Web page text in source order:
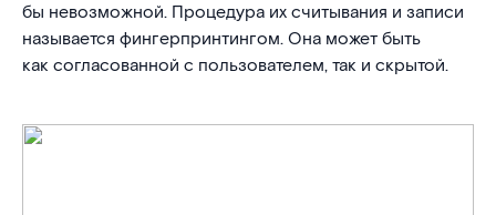
бы невозможной. Процедура их считывания и записи
называется фингерпринтингом. Она может быть
как согласованной с пользователем, так и скрытой.